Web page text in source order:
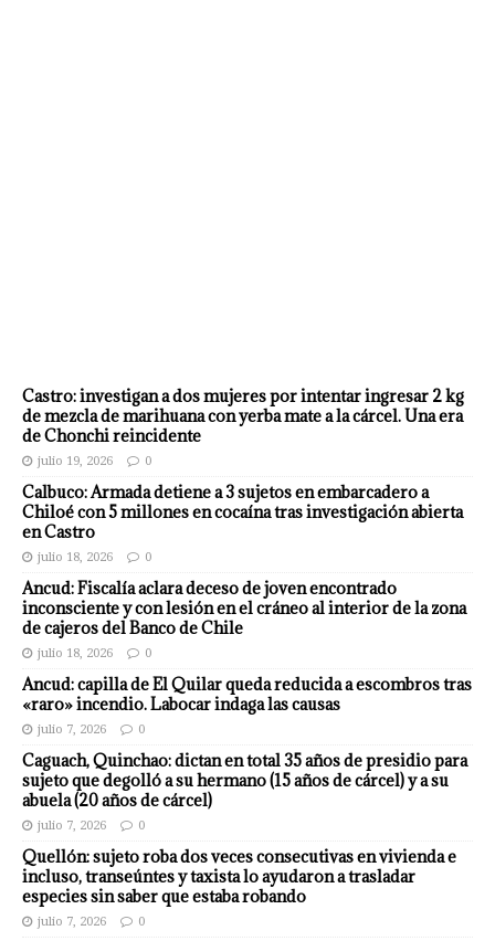
Castro: investigan a dos mujeres por intentar ingresar 2 kg
de mezcla de marihuana con yerba mate a la cárcel. Una era
de Chonchi reincidente
julio 19, 2026 0
Calbuco: Armada detiene a 3 sujetos en embarcadero a
Chiloé con 5 millones en cocaína tras investigación abierta
en Castro
julio 18, 2026 0
Ancud: Fiscalía aclara deceso de joven encontrado
inconsciente y con lesión en el cráneo al interior de la zona
de cajeros del Banco de Chile
julio 18, 2026 0
Ancud: capilla de El Quilar queda reducida a escombros tras
«raro» incendio. Labocar indaga las causas
julio 7, 2026 0
Caguach, Quinchao: dictan en total 35 años de presidio para
sujeto que degolló a su hermano (15 años de cárcel) y a su
abuela (20 años de cárcel)
julio 7, 2026 0
Quellón: sujeto roba dos veces consecutivas en vivienda e
incluso, transeúntes y taxista lo ayudaron a trasladar
especies sin saber que estaba robando
julio 7, 2026 0